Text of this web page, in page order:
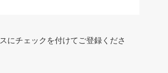
にチェックを付けてご登録くださ